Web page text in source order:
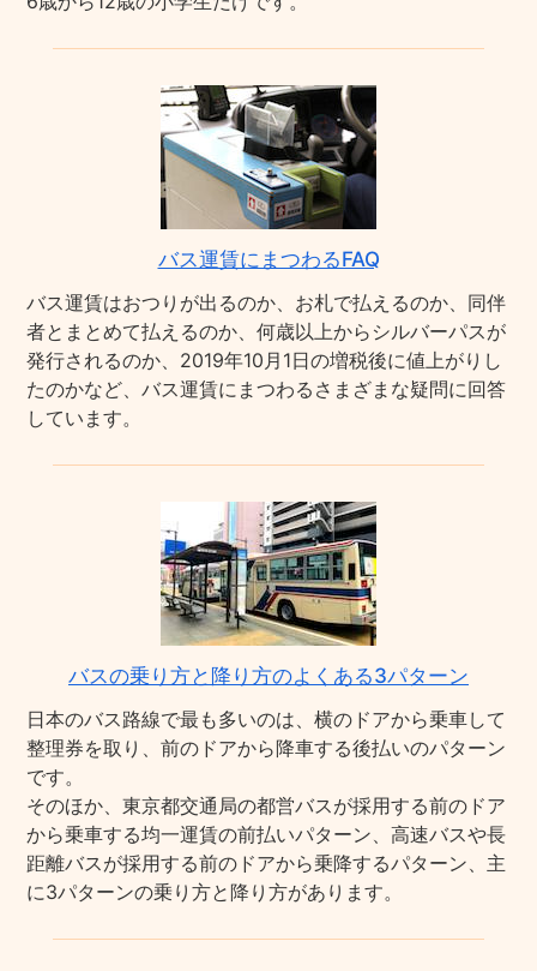
バス運賃にまつわるFAQ
バス運賃はおつりが出るのか、お札で払えるのか、同伴
者とまとめて払えるのか、何歳以上からシルバーパスが
発行されるのか、2019年10月1日の増税後に値上がりし
たのかなど、バス運賃にまつわるさまざまな疑問に回答
しています。
バスの乗り方と降り方のよくある3パターン
日本のバス路線で最も多いのは、横のドアから乗車して
整理券を取り、前のドアから降車する後払いのパターン
です。
そのほか、東京都交通局の都営バスが採用する前のドア
から乗車する均一運賃の前払いパターン、高速バスや長
距離バスが採用する前のドアから乗降するパターン、主
に3パターンの乗り方と降り方があります。